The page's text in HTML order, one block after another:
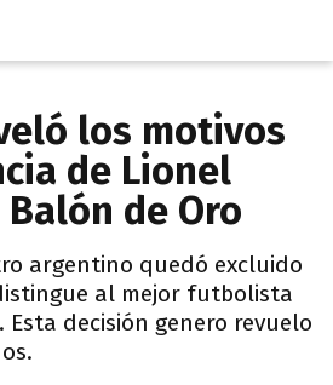
los motivos
de Lionel
de Oro
argentino quedó excluido
al mejor futbolista
decisión genero revuelo